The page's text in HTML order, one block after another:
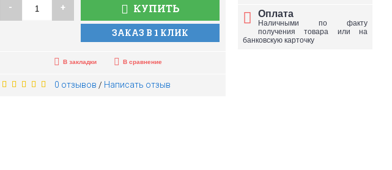
Оплата
Наличными по факту
получения товара или на
банковскую карточку
- + КУПИТЬ
ЗАКАЗ В 1 КЛИК
В закладки В сравнение
0 отзывов / Написать отзыв